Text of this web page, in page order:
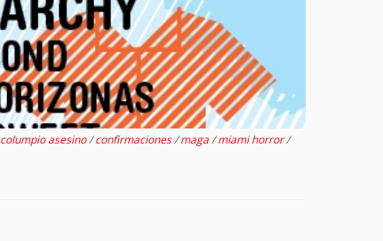
columpio asesino/confirmaciones/maga/miami horror/